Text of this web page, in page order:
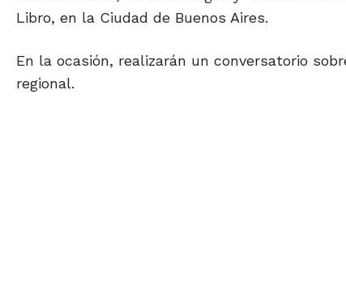
Libro, en la Ciudad de Buenos Aires.
En la ocasión, realizarán un conversatorio
regional.